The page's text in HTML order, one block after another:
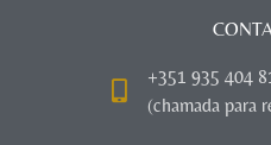
+351 935 404
(chamada para